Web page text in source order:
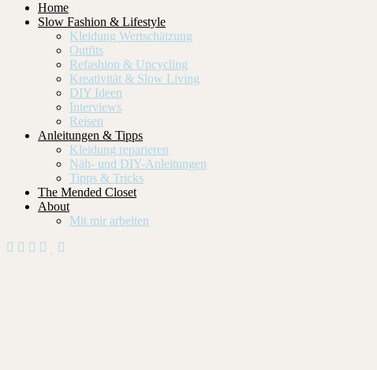
Home
Slow Fashion & Lifestyle
Kleidung Wertschätzung
Outfits
Refashion & Upcycling
Kreativität & Slow Living
DIY Ideen
Interviews
Reisen
Anleitungen & Tipps
Kleidung reparieren
Näh- und DIY-Anleitungen
Tipps & Tricks
The Mended Closet
About
Mit mir arbeiten